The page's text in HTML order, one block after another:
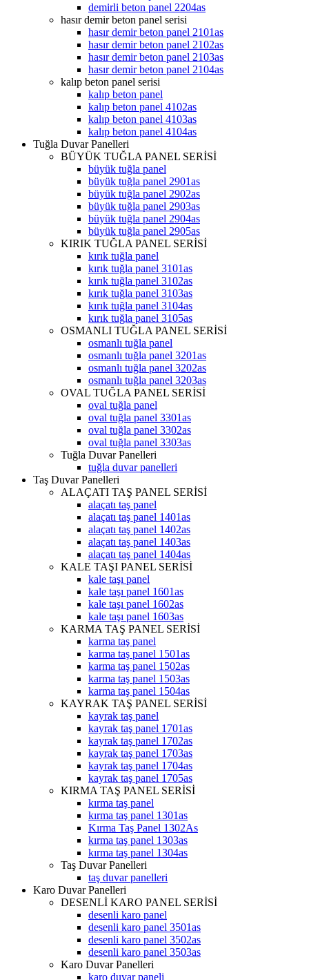
demirli beton panel 2204as
hasır demir beton panel serisi
hasır demir beton panel 2101as
hasır demir beton panel 2102as
hasır demir beton panel 2103as
hasır demir beton panel 2104as
kalıp beton panel serisi
kalıp beton panel
kalıp beton panel 4102as
kalıp beton panel 4103as
kalıp beton panel 4104as
Tuğla Duvar Panelleri
BÜYÜK TUĞLA PANEL SERİSİ
büyük tuğla panel
büyük tuğla panel 2901as
büyük tuğla panel 2902as
büyük tuğla panel 2903as
büyük tuğla panel 2904as
büyük tuğla panel 2905as
KIRIK TUĞLA PANEL SERİSİ
kırık tuğla panel
kırık tuğla panel 3101as
kırık tuğla panel 3102as
kırık tuğla panel 3103as
kırık tuğla panel 3104as
kırık tuğla panel 3105as
OSMANLI TUĞLA PANEL SERİSİ
osmanlı tuğla panel
osmanlı tuğla panel 3201as
osmanlı tuğla panel 3202as
osmanlı tuğla panel 3203as
OVAL TUĞLA PANEL SERİSİ
oval tuğla panel
oval tuğla panel 3301as
oval tuğla panel 3302as
oval tuğla panel 3303as
Tuğla Duvar Panelleri
tuğla duvar panelleri
Taş Duvar Panelleri
ALAÇATI TAŞ PANEL SERİSİ
alaçatı taş panel
alaçatı taş panel 1401as
alaçatı taş panel 1402as
alaçatı taş panel 1403as
alaçatı taş panel 1404as
KALE TAŞI PANEL SERİSİ
kale taşı panel
kale taşı panel 1601as
kale taşı panel 1602as
kale taşı panel 1603as
KARMA TAŞ PANEL SERİSİ
karma taş panel
karma taş panel 1501as
karma taş panel 1502as
karma taş panel 1503as
karma taş panel 1504as
KAYRAK TAŞ PANEL SERİSİ
kayrak taş panel
kayrak taş panel 1701as
kayrak taş panel 1702as
kayrak taş panel 1703as
kayrak taş panel 1704as
kayrak taş panel 1705as
KIRMA TAŞ PANEL SERİSİ
kırma taş panel
kırma taş panel 1301as
Kırma Taş Panel 1302As
kırma taş panel 1303as
kırma taş panel 1304as
Taş Duvar Panelleri
taş duvar panelleri
Karo Duvar Panelleri
DESENLİ KARO PANEL SERİSİ
desenli karo panel
desenli karo panel 3501as
desenli karo panel 3502as
desenli karo panel 3503as
Karo Duvar Panelleri
karo duvar paneli